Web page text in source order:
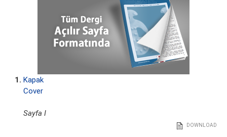
1. Kapak
Cover
Sayfa I
DOWNLOAD